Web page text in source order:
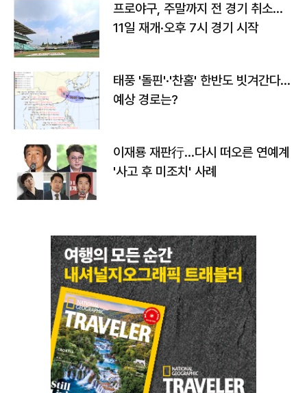
프로야구, 주말까지 전 경기 취소…
11일 재개·오후 7시 경기 시작
태풍 '돌핀'·'찬홈' 한반도 빗겨간다…
예상 경로는?
이재룡 재판行…다시 떠오른 연예계
'사고 후 미조치' 사례